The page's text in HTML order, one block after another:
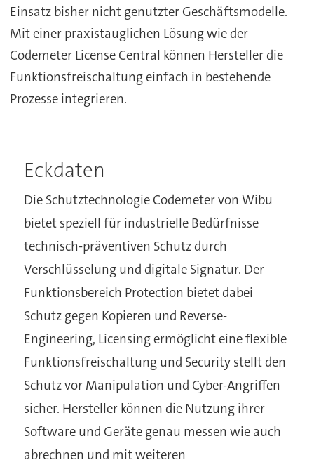
Einsatz bisher nicht genutzter Geschäftsmodelle.
Mit einer praxistauglichen Lösung wie der
Codemeter License Central können Hersteller die
Funktionsfreischaltung einfach in bestehende
Prozesse integrieren.
Eckdaten
Die Schutztechnologie Codemeter von Wibu
bietet speziell für industrielle Bedürfnisse
technisch-präventiven Schutz durch
Verschlüsselung und digitale Signatur. Der
Funktionsbereich Protection bietet dabei
Schutz gegen Kopieren und Reverse-
Engineering, Licensing ermöglicht eine flexible
Funktionsfreischaltung und Security stellt den
Schutz vor Manipulation und Cyber-Angriffen
sicher. Hersteller können die Nutzung ihrer
Software und Geräte genau messen wie auch
abrechnen und mit weiteren